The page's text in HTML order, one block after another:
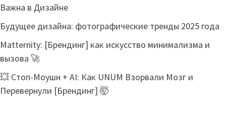
Важна в Дизайне
Будущее дизайна: фотографические тренды 2025 года
Matternity: [Брендинг] как искусство минимализма и
вызова 🚀
💥 Стоп-Моушн + AI: Как UNUM Взорвали Мозг и
Перевернули [Брендинг] 🤯